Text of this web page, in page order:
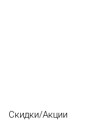
Скидки/Акции